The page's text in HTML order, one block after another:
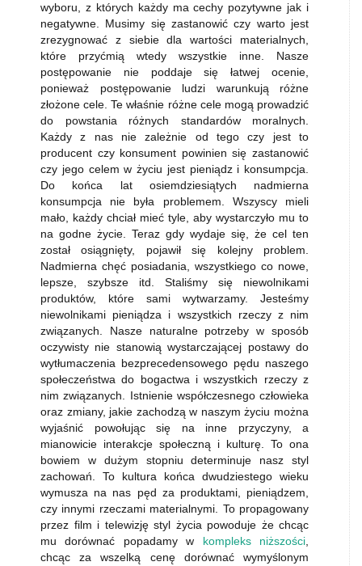
wyboru, z których każdy ma cechy pozytywne jak i
negatywne. Musimy się zastanowić czy warto jest
zrezygnować z siebie dla wartości materialnych,
które przyćmią wtedy wszystkie inne. Nasze
postępowanie nie poddaje się łatwej ocenie,
ponieważ postępowanie ludzi warunkują różne
złożone cele. Te właśnie różne cele mogą prowadzić
do powstania różnych standardów moralnych.
Każdy z nas nie zależnie od tego czy jest to
producent czy konsument powinien się zastanowić
czy jego celem w życiu jest pieniądz i konsumpcja.
Do końca lat osiemdziesiątych nadmierna
konsumpcja nie była problemem. Wszyscy mieli
mało, każdy chciał mieć tyle, aby wystarczyło mu to
na godne życie. Teraz gdy wydaje się, że cel ten
został osiągnięty, pojawił się kolejny problem.
Nadmierna chęć posiadania, wszystkiego co nowe,
lepsze, szybsze itd. Staliśmy się niewolnikami
produktów, które sami wytwarzamy. Jesteśmy
niewolnikami pieniądza i wszystkich rzeczy z nim
związanych. Nasze naturalne potrzeby w sposób
oczywisty nie stanowią wystarczającej postawy do
wytłumaczenia bezprecedensowego pędu naszego
społeczeństwa do bogactwa i wszystkich rzeczy z
nim związanych. Istnienie współczesnego człowieka
oraz zmiany, jakie zachodzą w naszym życiu można
wyjaśnić powołując się na inne przyczyny, a
mianowicie interakcje społeczną i kulturę. To ona
bowiem w dużym stopniu determinuje nasz styl
zachowań. To kultura końca dwudziestego wieku
wymusza na nas pęd za produktami, pieniądzem,
czy innymi rzeczami materialnymi. To propagowany
przez film i telewizję styl życia powoduje że chcąc
mu dorównać popadamy w kompleks niższości
chcąc za wszelką cenę dorównać wymyślonym